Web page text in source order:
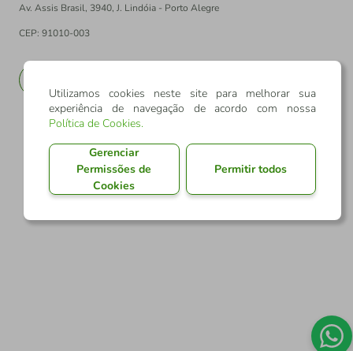
Av. Assis Brasil, 3940, J. Lindóia - Porto Alegre
CEP: 91010-003
Utilizamos cookies neste site para melhorar sua
experiência de navegação de acordo com nossa
Política de Cookies.
Gerenciar
Permissões de
Cookies
Permitir todos